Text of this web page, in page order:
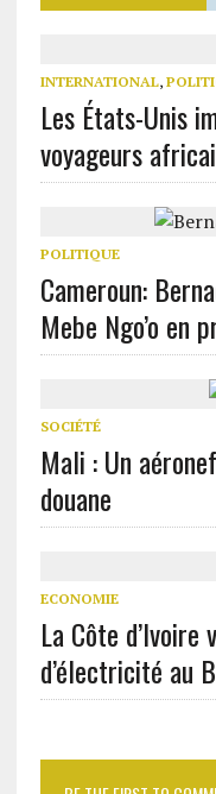
INTERNATIONAL,
Les États-Unis
voyageurs
POLITIQUE
Cameroun:
Mebe Ngo’o en
SOCIÉTÉ
Mali : Un
douane
ECONOMIE
La Côte
d’électricité au